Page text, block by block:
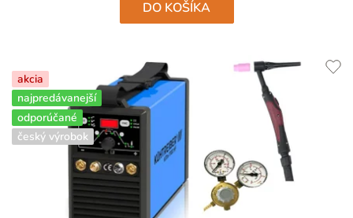
DO KOŠÍKA
akcia
najpredávanejší
odporúčané
český výrobok